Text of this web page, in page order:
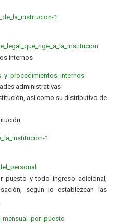
1
internos
administrativas
así como su distributivo de
1
puesto y todo ingreso adicional,
según lo establezcan las